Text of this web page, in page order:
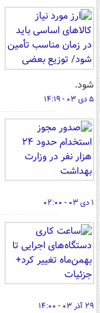
شود.
۵ دی ۰۳ - ۱۴:۱۹
۱ دی ۰۳ - ۰۲:۰۰
۲۹ آذر ۰۳ - ۱۴:۰۰